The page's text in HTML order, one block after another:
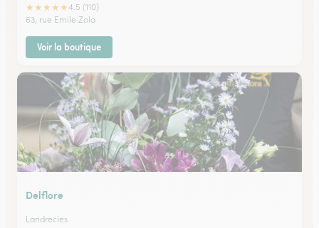
★★★★★4.5 (110)
63, rue Emile Zola
Voir la boutique
Delflore
Landrecies